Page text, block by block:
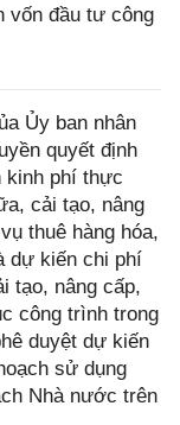
vốn đầu tư công
Ủy ban nhân
quyết định
kinh phí thực
cải tạo, nâng
thuê hàng hóa,
dự kiến chi phí
tạo, nâng cấp,
công trình trong
duyệt dự kiến
sử dụng
Nhà nước trên